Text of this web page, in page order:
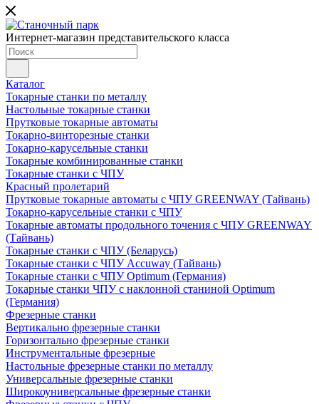
Интернет-магазин представительского класса
Каталог
Токарные станки по металлу
Настольные токарные станки
Прутковые токарные автоматы
Токарно-винторезные станки
Токарно-карусельные станки
Токарные комбинированные станки
Токарные станки с ЧПУ
Красный пролетарий
Прутковые токарные автоматы с ЧПУ GREENWAY (Тайвань)
Токарно-карусельные станки с ЧПУ
Токарные автоматы продольного точения с ЧПУ GREENWAY
(Тайвань)
Токарные станки с ЧПУ (Беларусь)
Токарные станки с ЧПУ Accuway (Тайвань)
Токарные станки с ЧПУ Optimum (Германия)
Токарные станки ЧПУ с наклонной станиной Optimum
(Германия)
Фрезерные станки
Вертикально фрезерные станки
Горизонтально фрезерные станки
Инструментальные фрезерные
Настольные фрезерные станки по металлу
Универсальные фрезерные станки
Широкоуниверсальные фрезерные станки